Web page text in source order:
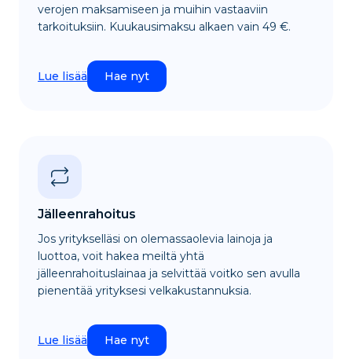
verojen maksamiseen ja muihin vastaaviin
tarkoituksiin. Kuukausimaksu alkaen vain 49 €.
Lue lisää Hae nyt
Jälleenrahoitus
Jos yritykselläsi on olemassaolevia lainoja ja
luottoa, voit hakea meiltä yhtä
jälleenrahoituslainaa ja selvittää voitko sen avulla
pienentää yrityksesi velkakustannuksia.
Lue lisää Hae nyt